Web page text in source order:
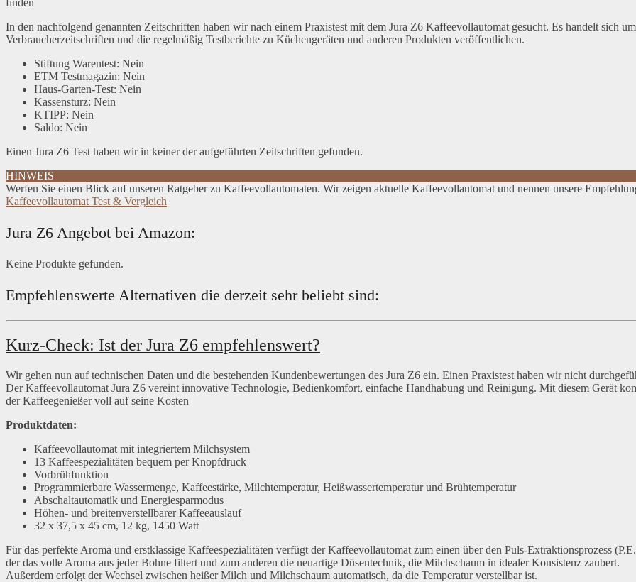
finden
In den nachfolgend genannten Zeitschriften haben wir nach einem Praxistest mit dem Jura Z6 Kaffeevollautomat gesucht. Es handelt sich um
Verbraucherzeitschriften und die regelmäßig Testberichte zu Küchengeräten und anderen Produkten veröffentlichen.
Stiftung Warentest: Nein
ETM Testmagazin: Nein
Haus-Garten-Test: Nein
Kassensturz: Nein
KTIPP: Nein
Saldo: Nein
Einen Jura Z6 Test haben wir in keiner der aufgeführten Zeitschriften gefunden.
HINWEIS
Werfen Sie einen Blick auf unseren Ratgeber zu Kaffeevollautomaten. Wir zeigen aktuelle Kaffeevollautomat und nennen unsere
Kaffeevollautomat Test & Vergleich
Jura Z6 Angebot bei Amazon:
Keine Produkte gefunden.
Empfehlenswerte Alternativen die derzeit sehr beliebt sind:
Kurz-Check: Ist der Jura Z6 empfehlenswert?
Wir gehen nun auf technischen Daten und die bestehenden Kundenbewertungen des Jura Z6 ein. Einen Praxistest haben wir nicht
Der Kaffeevollautomat Jura Z6 vereint innovative Technologie, Bedienkomfort, einfache Handhabung und Reinigung. Mit diesem Gerät
der Kaffeegenießer voll auf seine Kosten
Produktdaten:
Kaffeevollautomat mit integriertem Milchsystem
13 Kaffeespezialitäten bequem per Knopfdruck
Vorbrühfunktion
Programmierbare Wassermenge, Kaffeestärke, Milchtemperatur, Heißwassertemperatur und Brühtemperatur
Abschaltautomatik und Energiesparmodus
Höhen- und breitenverstellbarer Kaffeeauslauf
32 x 37,5 x 45 cm, 12 kg, 1450 Watt
Für das perfekte Aroma und erstklassige Kaffeespezialitäten verfügt der Kaffeevollautomat zum einen über den Puls-Extraktionsprozess
der das volle Aroma aus jeder Bohne filtert und zum anderen die neuartige Düsentechnik, die Milchschaum in idealer Konsistenz zaubert.
Außerdem erfolgt der Wechsel zwischen heißer Milch und Milchschaum automatisch, da die Temperatur verstellbar ist.